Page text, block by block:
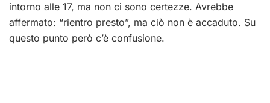
intorno alle 17, ma non ci sono certezze. Avrebbe
affermato: “rientro presto”, ma ciò non è accaduto. Su
questo punto però c’è confusione.